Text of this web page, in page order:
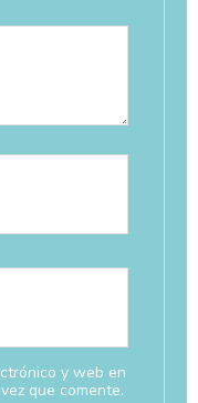
y web en
que comente.